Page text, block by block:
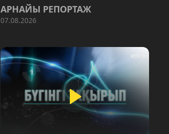
АРНАЙЫ РЕПОРТАЖ
07.08.2026